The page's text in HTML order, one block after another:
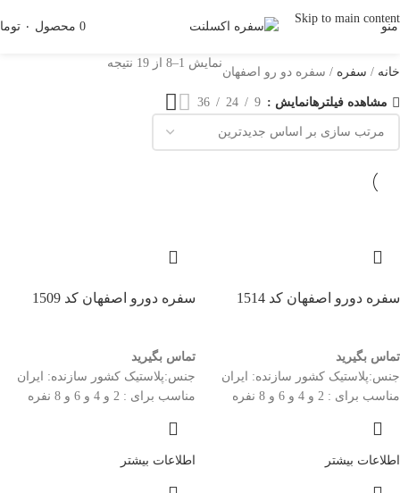
Skip to main content
منو 0 محصول ۰
خانه سفره سفره دو رو اصفهان
نمایش 1–8 از 19 نتیجه
مشاهده فیلترهانمایش 9
24
36
سفره دورو اصفهان کد 1514
تماس بگیرید
جنس:پلاستیک کشور سازنده: ایران
مناسب برای : 2 و 4 و 6 و 8 نفره
اطلاعات بیشتر
سفره دورو اصفهان کد 1509
تماس بگیرید
جنس:پلاستیک کشور سازنده: ایران
مناسب برای : 2 و 4 و 6 و 8 نفره
اطلاعات بیشتر